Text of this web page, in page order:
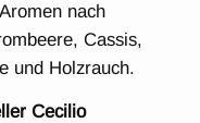
nach
Cassis,
und Holzrauch.
Cecilio